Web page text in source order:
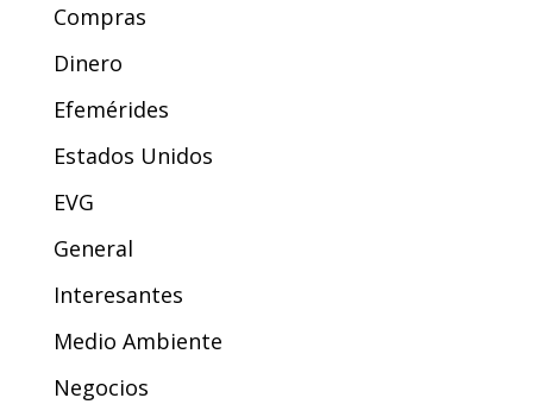
Compras
Dinero
Efemérides
Estados Unidos
EVG
General
Interesantes
Medio Ambiente
Negocios